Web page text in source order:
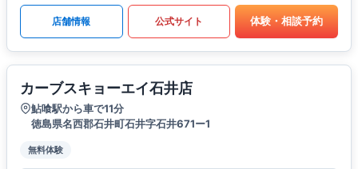
店舗情報 公式サイト 体験・相談予約
カーブスキョーエイ石井店
鮎喰駅から車で11分
徳島県名西郡石井町石井字石井671ー1
無料体験